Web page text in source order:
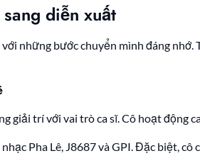
diễn xuất
những bước chuyển mình đáng
giải trí với vai trò ca sĩ. Cô hoạt động
Pha Lê, J8687 và GPI. Đặc biệt,